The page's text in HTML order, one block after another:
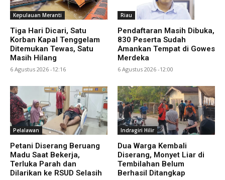
Kepulauan Meranti
Tiga Hari Dicari, Satu
Korban Kapal Tenggelam
Ditemukan Tewas, Satu
Masih Hilang
6 Agustus 2026 -12:16
Riau
Pendaftaran Masih Dibuka,
830 Peserta Sudah
Amankan Tempat di Gowes
Merdeka
6 Agustus 2026 -12:00
Pelalawan
Petani Diserang Beruang
Madu Saat Bekerja,
Terluka Parah dan
Dilarikan ke RSUD Selasih
Indragiri Hilir
Dua Warga Kembali
Diserang, Monyet Liar di
Tembilahan Belum
Berhasil Ditangkap